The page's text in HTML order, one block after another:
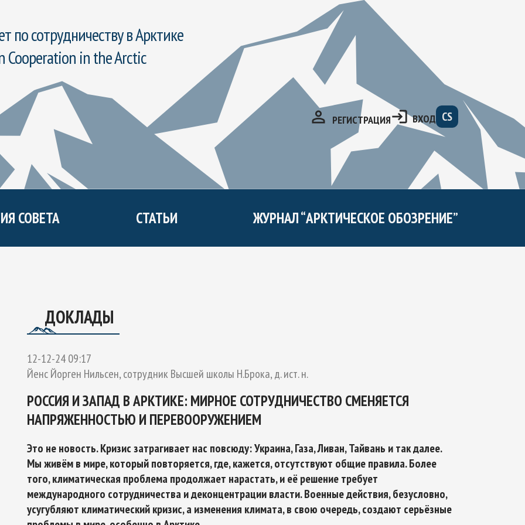
сотрудничеству в Арктике
in the Arctic
РЕГИСТРАЦИЯ ВХОД CS
РОССИЙСКОЙ ФЕДЕРАЦИИ И ОБЕСПЕЧЕНИЯ НАЦИОНАЛЬНОЙ БЕЗОПАСНОСТИ НА ПЕРИОД ДО 2035
СОВЕТА СТАТЬИ ЖУРНАЛ “АРКТИЧЕСКОЕ ОБОЗРЕНИЕ”
ДОКЛАДЫ
12-12-24 09:17
Йенс Йорген Нильсен, сотрудник Высшей школы Н.Брока, д. ист. н.
РОССИЯ И ЗАПАД В АРКТИКЕ: МИРНОЕ СОТРУДНИЧЕСТВО СМЕНЯЕТСЯ
НАПРЯЖЕННОСТЬЮ И ПЕРЕВООРУЖЕНИЕМ
Это не новость. Кризис затрагивает нас повсюду: Украина, Газа, Ливан, Тайвань и так далее.
Мы живём в мире, который повторяется, где, кажется, отсутствуют общие правила. Более
того, климатическая проблема продолжает нарастать, и её решение требует
международного сотрудничества и деконцентрации власти. Военные действия, безусловно,
усугубляют климатический кризис, а изменения климата, в свою очередь, создают серьёзные